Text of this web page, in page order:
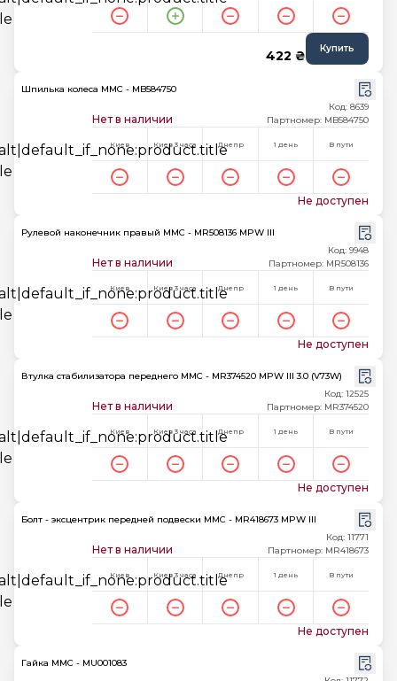
422 ₴ Купить
Шпилька колеса MMC - MB584750
Нет в наличии
Код: 8639
Партномер: MB584750
Киев Киев 3 часа Днепр 1 день В пути
Не доступен
Рулевой наконечник правый MMC - MR508136 MPW III
Нет в наличии
Код: 9948
Партномер: MR508136
Киев Киев 3 часа Днепр 1 день В пути
Не доступен
Втулка стабилизатора переднего MMC - MR374520 MPW III 3.0 (V73W)
Нет в наличии
Код: 12525
Партномер: MR374520
Киев Киев 3 часа Днепр 1 день В пути
Не доступен
Болт - эксцентрик передней подвески MMC - MR418673 MPW III
Нет в наличии
Код: 11771
Партномер: MR418673
Киев Киев 3 часа Днепр 1 день В пути
Не доступен
Гайка MMC - MU001083